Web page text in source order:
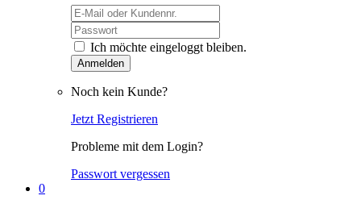
Ich möchte eingeloggt bleiben.
Anmelden
Noch kein Kunde?
Jetzt Registrieren
Probleme mit dem Login?
Passwort vergessen
0